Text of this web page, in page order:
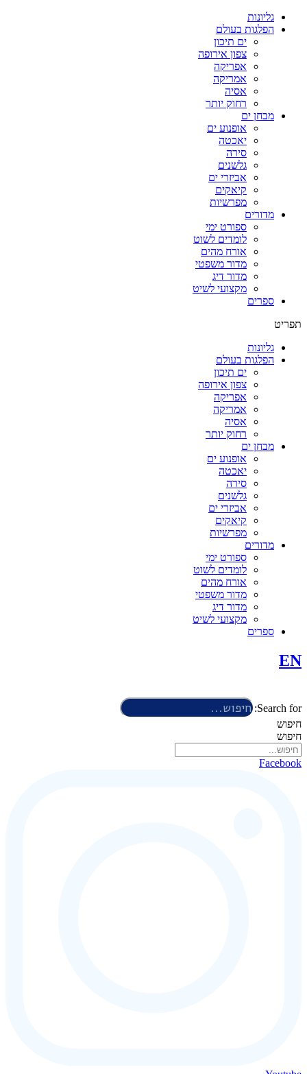
גליונות
הפלגות בעולם
ים תיכון
צפון אירופה
אפריקה
אמריקה
אסיה
רחוק יותר
מבחן ים
אופנוע ים
יאכטה
סירה
גלשנים
אביזרי ים
קיאקים
מפרשיות
מדורים
ספורט ימי
לומדים לשוט
אורח מהים
מדור משפטי
מדור דיג
מקצועי לשיט
ספרים
תפריט
גליונות
הפלגות בעולם
ים תיכון
צפון אירופה
אפריקה
אמריקה
אסיה
רחוק יותר
מבחן ים
אופנוע ים
יאכטה
סירה
גלשנים
אביזרי ים
קיאקים
מפרשיות
מדורים
ספורט ימי
לומדים לשוט
אורח מהים
מדור משפטי
מדור דיג
מקצועי לשיט
ספרים
EN
Search for:
חיפוש
חיפוש
Facebook